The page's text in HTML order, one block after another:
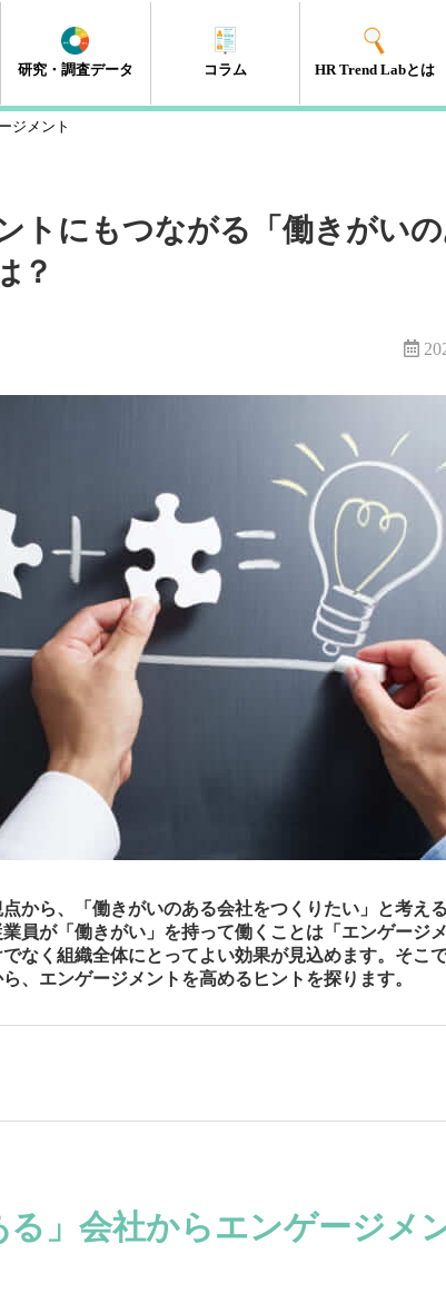
研究・調査データ コラム HR Trend Labとは
ジメント
トにもつながる「働きがい
？
から、「働きがいのある会社をつくりたい」と考え
員が「働きがい」を持って働くことは「エンゲージ
なく組織全体にとってよい効果が見込めます。そこ
、エンゲージメントを高めるヒントを探ります。
る」会社からエンゲージメ